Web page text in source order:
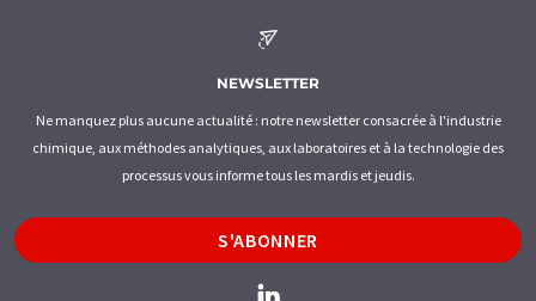
NEWSLETTER
Ne manquez plus aucune actualité : notre newsletter consacrée à l'industrie
chimique, aux méthodes analytiques, aux laboratoires et à la technologie des
processus vous informe tous les mardis et jeudis.
S'ABONNER